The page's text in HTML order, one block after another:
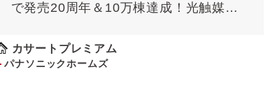
で発売20周年＆10万棟達成！光触媒外
カサートプレミアム
パナソニックホームズ